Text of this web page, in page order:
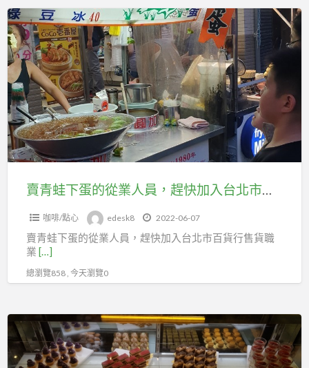
職
業
工
會
投
保
勞
健
員，
趕
快
加
入
台
北
市
圖
職
工
會
賣
青
蛙
下
蛋
的
從
業
人
員，
市
百
貨
賣青蛙下蛋的從業人員，趕快加入台北市百貨行售貨職業工會
咖啡/點心 edesk8 2022-06-07
賣青蛙下蛋的從業人員，趕快加入台北市百貨行售貨職
業 […]
總瀏覽858 , 今天瀏覽0
在
部
落